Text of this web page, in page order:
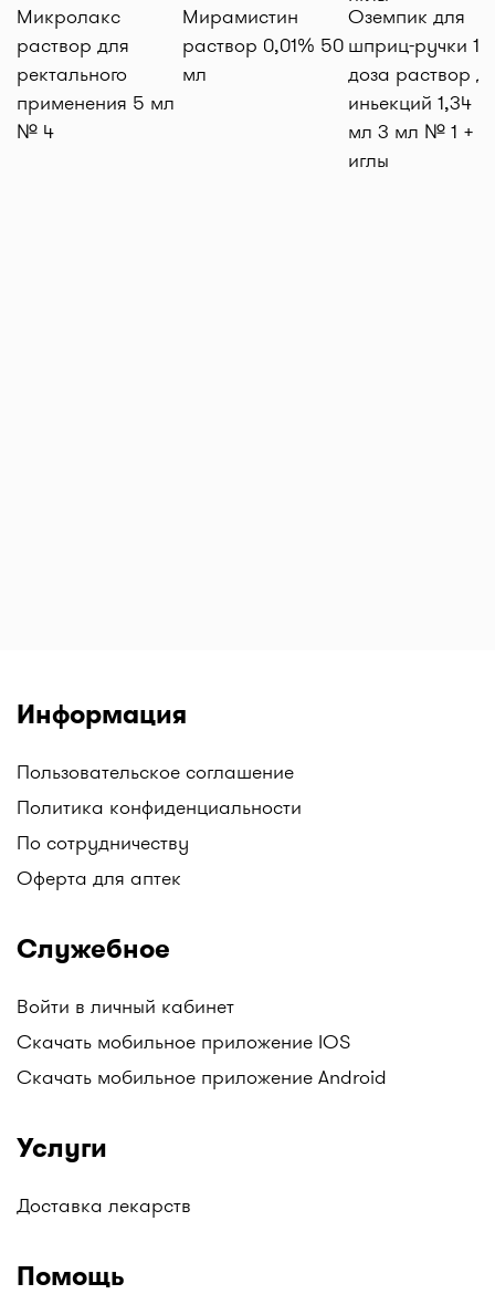
Микролакс
раствор для
ректального
применения 5 мл
№ 4
Мирамистин
раствор 0,01% 50
мл
Оземпик для
шприц-ручки 1
доза раствор
иньекций 1,34
мл 3 мл № 1 + 4
иглы
Информация
Пользовательское соглашение
Политика конфиденциальности
По сотрудничеству
Оферта для аптек
Служебное
Войти в личный кабинет
Скачать мобильное приложение IOS
Скачать мобильное приложение Android
Услуги
Доставка лекарств
Помощь